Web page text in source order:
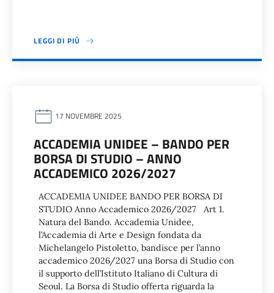
LEGGI DI PIÙ
17 NOVEMBRE 2025
ACCADEMIA UNIDEE – BANDO PER
BORSA DI STUDIO – ANNO
ACCADEMICO 2026/2027
ACCADEMIA UNIDEE BANDO PER BORSA DI
STUDIO Anno Accademico 2026/2027 Art 1.
Natura del Bando. Accademia Unidee,
l’Accademia di Arte e Design fondata da
Michelangelo Pistoletto, bandisce per l’anno
accademico 2026/2027 una Borsa di Studio con
il supporto dell’Istituto Italiano di Cultura di
Seoul. La Borsa di Studio offerta riguarda la